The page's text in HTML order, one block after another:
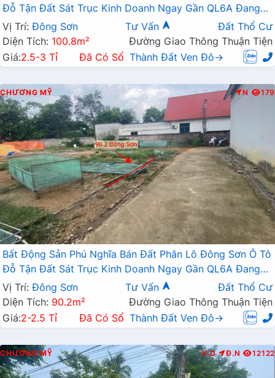
Đỗ Tận Đất Sát Trục Kinh Doanh Ngay Gần QL6A Đang
Triển Khai Mở Rộng
Vị Trí: Đông Sơn Tư Vấn
Đất Thổ Cư
Diện Tích: 100.8m²
Đường Giao Thông Thuận Tiện
Giá:2.5-3 Tỉ Đã Có Sổ Thành Đất Ven Đô→
CHƯƠNG MỸ N 179
Bất Động Sản Phú Nghĩa Bán Đất Phân Lô Đông Sơn Ô Tô
Đỗ Tận Đất Sát Trục Kinh Doanh Ngay Gần QL6A Đang
Triển Khai Mở Rộng
Vị Trí: Đông Sơn Tư Vấn
Đất Thổ Cư
Diện Tích: 90.2m²
Đường Giao Thông Thuận Tiện
Giá:2-2.5 Tỉ Đã Có Sổ Thành Đất Ven Đô→
CHƯƠNG MỸ K.D Đ.N 12122